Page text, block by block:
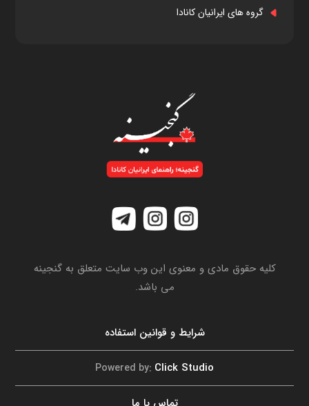
گروه های ایرانیان کانادا
کلیه حقوق مادی و معنوی این وب سایت متعلق به گنجینه
می باشد.
شرایط و قوانین استفاده
Powered by: Click Studio